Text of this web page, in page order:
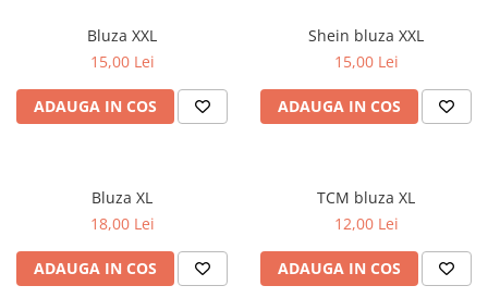
Bluza XXL
15,00 Lei
ADAUGA IN COS
Shein bluza XXL
15,00 Lei
ADAUGA IN COS
Bluza XL
18,00 Lei
ADAUGA IN COS
TCM bluza XL
12,00 Lei
ADAUGA IN COS